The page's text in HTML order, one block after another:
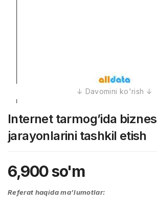
Internet tarmog’ida biznes
jarayonlarini tashkil etish
6,900so'm
Referat haqida ma’lumotlar: